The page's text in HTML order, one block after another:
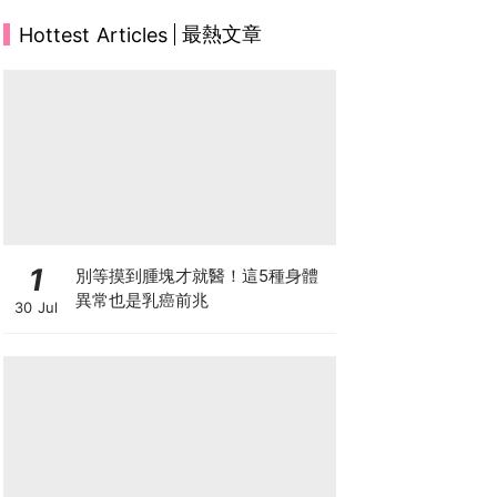
Hottest Articles 最熱文章
1
30 Jul
別等摸到腫塊才就醫！這5種身體
異常也是乳癌前兆